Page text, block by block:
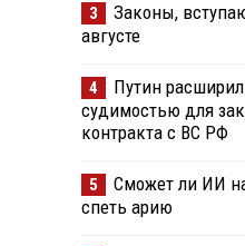
3
Законы,
августе
4
Путин
судимостью для
контракта с ВС РФ
5
Сможет ли ИИ
спеть арию